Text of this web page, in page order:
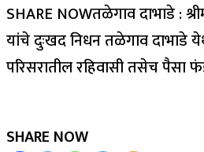
SHARE NOWतळेगाव दाभाडे :
यांचे दुःखद निधन तळेगाव दाभाडे
परिसरातील रहिवासी तसेच पैसा
SHARE NOW